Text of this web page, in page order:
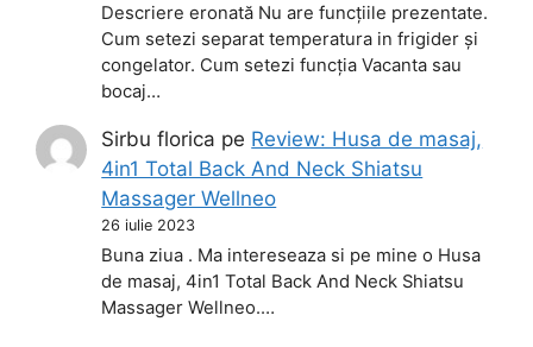
Descriere eronată Nu are funcțiile prezentate.
Cum setezi separat temperatura in frigider și
congelator. Cum setezi funcția Vacanta sau
bocaj…
Sirbu florica pe Review: Husa de masaj,
4in1 Total Back And Neck Shiatsu
Massager Wellneo
26 iulie 2023
Buna ziua . Ma intereseaza si pe mine o Husa
de masaj, 4in1 Total Back And Neck Shiatsu
Massager Wellneo.…